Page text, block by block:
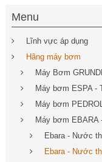
Menu
Lĩnh vực áp dụng
Hãng máy bơm
Máy Bơm
Máy bơm ESPA -
Máy bơm
Máy bơm EBARA
Ebara - Nước
Ebara - Nước